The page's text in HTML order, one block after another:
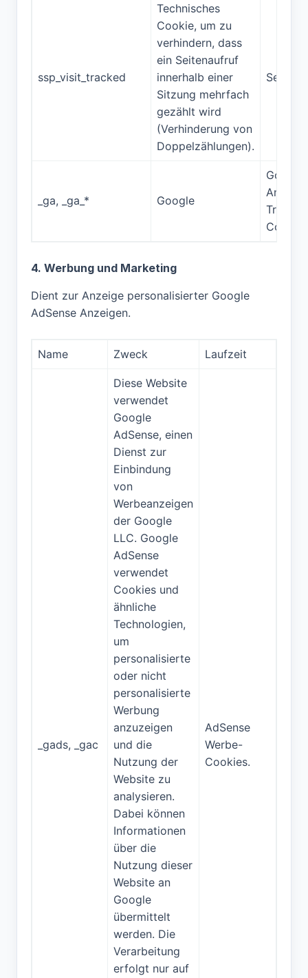
ssp_visit_tracked
Technisches
Cookie, um zu
verhindern, dass
ein Seitenaufruf
innerhalb einer
Sitzung mehrfach
gezählt wird
(Verhinderung von
Doppelzählungen).
Session
_ga, _ga_* Google
Google
4. Werbung und Marketing
Dient zur Anzeige personalisierter Google
AdSense Anzeigen.
Name Zweck Laufzeit
_gads, _gac
Diese Website
verwendet
Google
AdSense, einen
Dienst zur
Einbindung
von
Werbeanzeigen
der Google
LLC. Google
AdSense
verwendet
Cookies und
ähnliche
Technologien,
um
personalisierte
oder nicht
personalisierte
Werbung
anzuzeigen
und die
Nutzung der
Website zu
analysieren.
Dabei können
Informationen
über die
Nutzung dieser
Website an
Google
übermittelt
werden. Die
Verarbeitung
erfolgt nur auf
AdSense
Werbe-
Cookies.